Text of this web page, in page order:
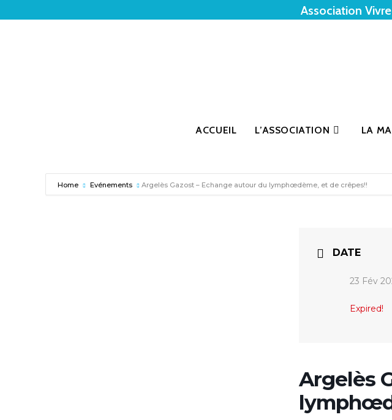
Association
ACCUEIL L’ASSOCIATION LA
Home Evénements Argelès Gazost – Echange autour du lymphœdème, et de crêpes!!
DATE
23 Fév
Expired!
Argelès